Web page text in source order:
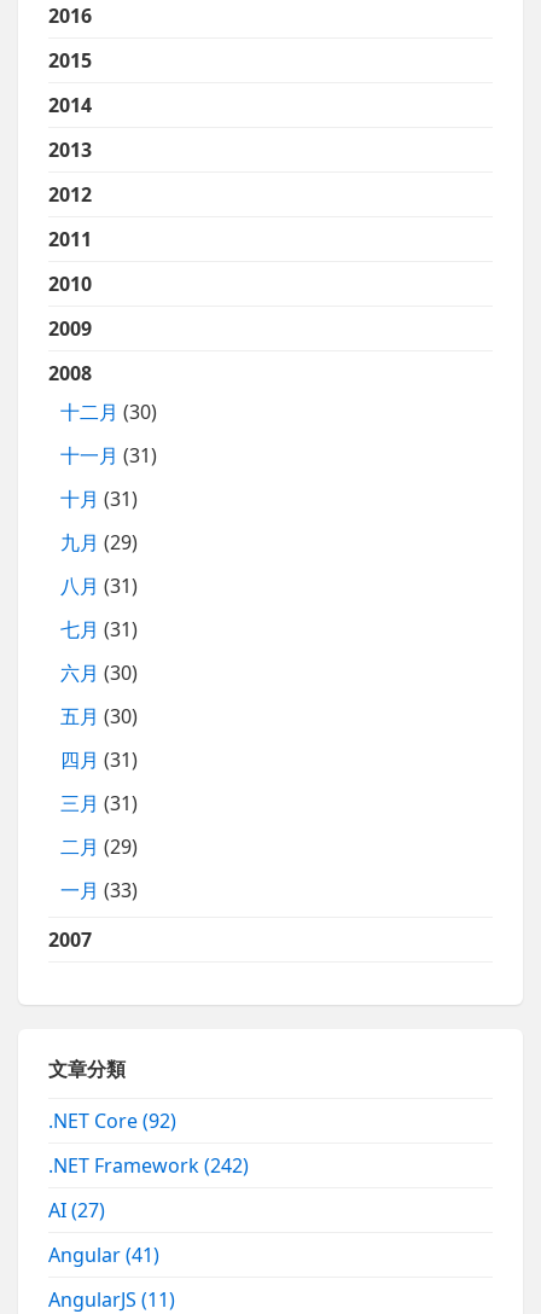
2016
2015
2014
2013
2012
2011
2010
2009
2008
十二月 (30)
十一月 (31)
十月 (31)
九月 (29)
八月 (31)
七月 (31)
六月 (30)
五月 (30)
四月 (31)
三月 (31)
二月 (29)
一月 (33)
2007
文章分類
.NET Core(92)
.NET Framework(242)
AI(27)
Angular(41)
AngularJS(11)